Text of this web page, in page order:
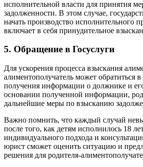
исполнительной власти для принятия
задолженности. В этом случае,
начать производство исполнительного
включает в себя принудительное
5. Обращение в Госуслуги
Для ускорения процесса взыскания
алиментополучатель может обратиться в
получения информации о должнике и
основании полученной информации,
дальнейшие меры по взысканию
Важно помнить, что каждый случай
после того, как детям исполнилось 18
индивидуального подхода и
юрист сможет оценить ситуацию и
решения для родителя-